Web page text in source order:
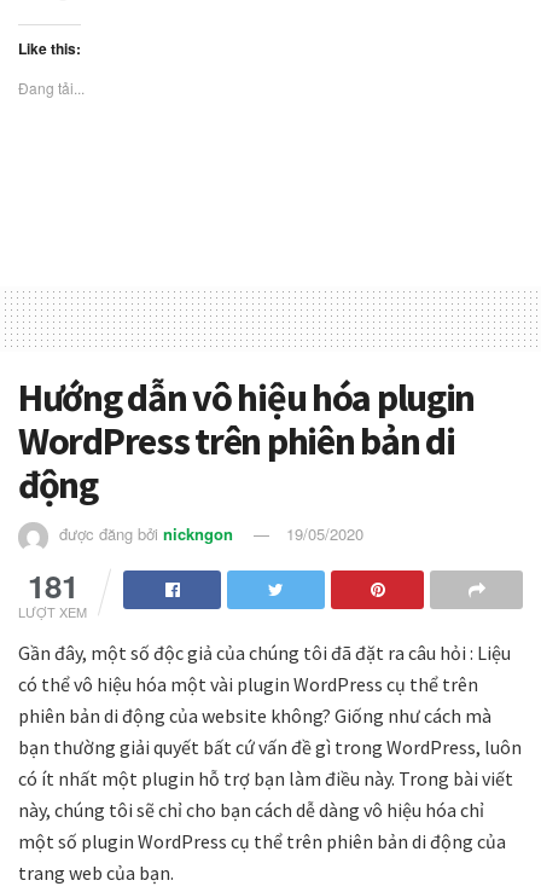
Like this:
Đang tải...
Hướng dẫn vô hiệu hóa plugin
WordPress trên phiên bản di
động
được đăng bởi nickngon 19/05/2020
181
LƯỢT XEM
Gần đây, một số độc giả của chúng tôi đã đặt ra câu hỏi : Liệu
có thể vô hiệu hóa một vài plugin WordPress cụ thể trên
phiên bản di động của website không? Giống như cách mà
bạn thường giải quyết bất cứ vấn đề gì trong WordPress, luôn
có ít nhất một plugin hỗ trợ bạn làm điều này. Trong bài viết
này, chúng tôi sẽ chỉ cho bạn cách dễ dàng vô hiệu hóa chỉ
một số plugin WordPress cụ thể trên phiên bản di động của
trang web của bạn.